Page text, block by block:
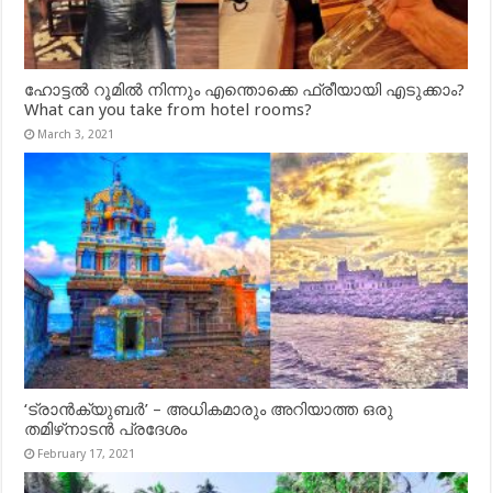
ഹോട്ടൽ റൂമിൽ നിന്നും എന്തൊക്കെ ഫ്രീയായി എടുക്കാം?
What can you take from hotel rooms?
March 3, 2021
‘ട്രാൻക്യുബർ’ – അധികമാരും അറിയാത്ത ഒരു
തമിഴ്‌നാടൻ പ്രദേശം
February 17, 2021